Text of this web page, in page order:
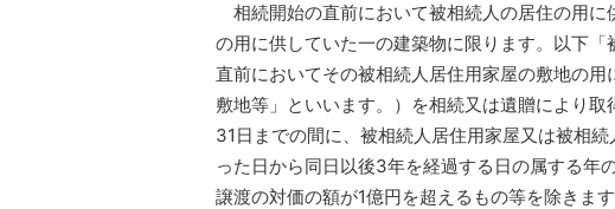
相続開始の直前において被相続人の居住の用
の用に供していた一の建築物に限ります。以下
直前においてその被相続人居住用家屋の敷地の
敷地等」といいます。）を相続又は遺贈により
31日までの間に、被相続人居住用家屋又は被相
った日から同日以後3年を経過する日の属する年
譲渡の対価の額が1億円を超えるもの等を除きま